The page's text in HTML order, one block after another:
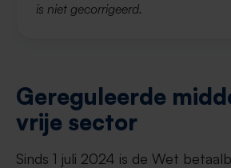
is niet gecorrigeerd.
Gereguleerde
vrije sector
Sinds 1 juli 2024 is de Wet